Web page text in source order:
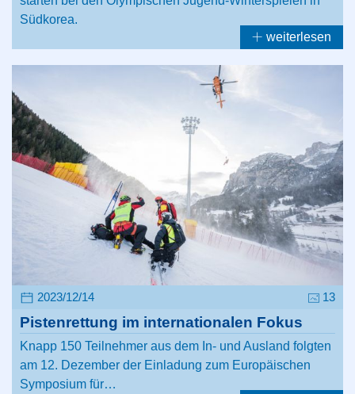
Südkorea.
weiterlesen
2023/12/14 13
Pistenrettung im internationalen Fokus
Knapp 150 Teilnehmer aus dem In- und Ausland folgten
am 12. Dezember der Einladung zum Europäischen
Symposium für…